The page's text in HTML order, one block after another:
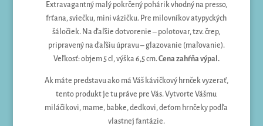
Extravagantný malý pokrčený pohárik vhodný na presso,
frťana, sviečku, mini vázičku. Pre milovníkov atypyckých
šáločiek. Na ďaľšie dotvorenie – polotovar, tzv. črep,
pripravený na ďaľšiu úpravu – glazovanie (maľovanie).
Veľkosť: objem 5 cl, výška 6,5 cm.Cena zahŕňa výpal.
Ak máte predstavu ako má Váš kávičkový hrnček vyzerať,
tento produkt je tu práve pre Vás. Vytvorte Vášmu
miláčikovi, mame, babke, dedkovi, deťom hrnčeky podľa
vlastnej fantázie.